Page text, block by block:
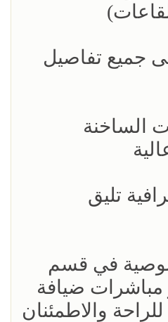
جميع تفاصيل
الساخنة
تليق
في قسم
مباشرات ضيافة
والاطمئنان